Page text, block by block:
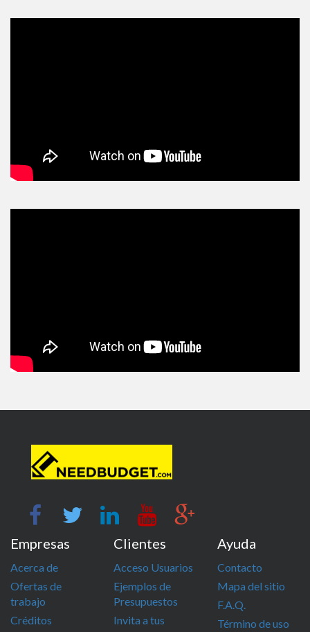
Empresas
Acerca de
Ofertas de
trabajo
Créditos
Clientes
Acceso Usuarios
Ejemplos de
Presupuestos
Invita a tus
Ayuda
Contacto
Mapa del sitio
F.A.Q.
Término de uso